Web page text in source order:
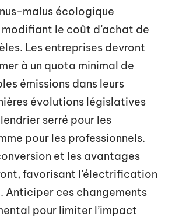
malus écologique
modifiant le coût d’achat de
Les entreprises devront
à un quota minimal de
émissions dans leurs
évolutions législatives
serré pour les
pour les professionnels.
et les avantages
favorisant l’électrification
Anticiper ces changements
pour limiter l’impact